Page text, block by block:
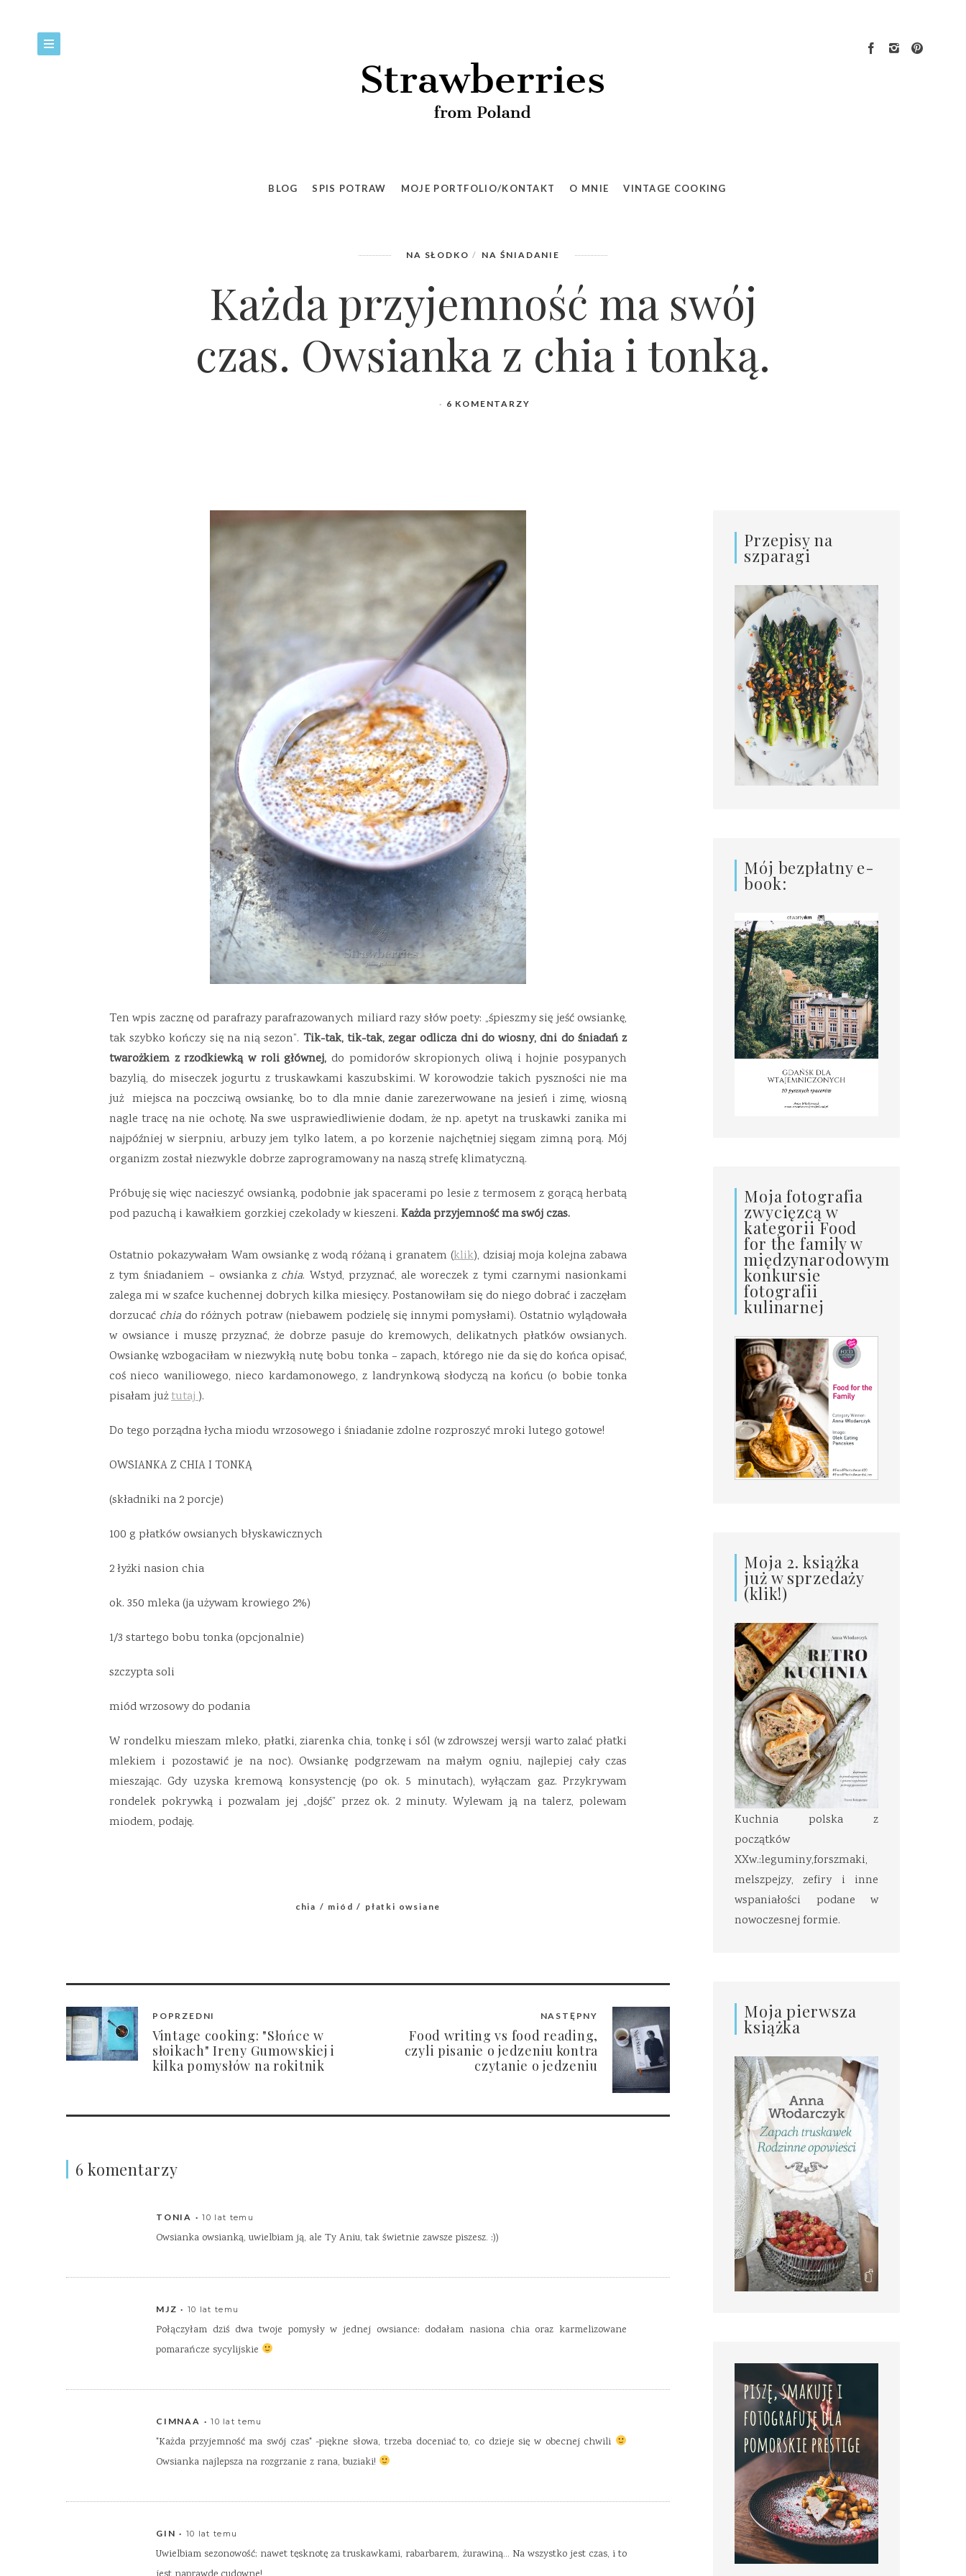
BLOG SPIS POTRAW MOJE PORTFOLIO/KONTAKT O MNIE VINTAGE COOKING
NA SŁODKO NA ŚNIADANIE
Każda przyjemność ma swój
czas. Owsianka z chia i tonką.
6 KOMENTARZY
Ten wpis zacznę od parafrazy parafrazowanych miliard razy słów poety: „śpieszmy się jeść owsiankę,
tak szybko kończy się na nią sezon”. Tik-tak, tik-tak, zegar odlicza dni do wiosny, dni do śniadań z
twarożkiem z rzodkiewką w roli głównej, do pomidorów skropionych oliwą i hojnie posypanych
bazylią, do miseczek jogurtu z truskawkami kaszubskimi. W korowodzie takich pyszności nie ma
już miejsca na poczciwą owsiankę, bo to dla mnie danie zarezerwowane na jesień i zimę, wiosną
nagle tracę na nie ochotę. Na swe usprawiedliwienie dodam, że np. apetyt na truskawki zanika mi
najpóźniej w sierpniu, arbuzy jem tylko latem, a po korzenie najchętniej sięgam zimną porą. Mój
organizm został niezwykle dobrze zaprogramowany na naszą strefę klimatyczną.
Próbuję się więc nacieszyć owsianką, podobnie jak spacerami po lesie z termosem z gorącą herbatą
pod pazuchą i kawałkiem gorzkiej czekolady w kieszeni. Każda przyjemność ma swój czas.
Ostatnio pokazywałam Wam owsiankę z wodą różaną i granatem (klik), dzisiaj moja kolejna zabawa
z tym śniadaniem – owsianka z chia. Wstyd, przyznać, ale woreczek z tymi czarnymi nasionkami
zalega mi w szafce kuchennej dobrych kilka miesięcy. Postanowiłam się do niego dobrać i zaczęłam
dorzucać chia do różnych potraw (niebawem podzielę się innymi pomysłami). Ostatnio wylądowała
w owsiance i muszę przyznać, że dobrze pasuje do kremowych, delikatnych płatków owsianych.
Owsiankę wzbogaciłam w niezwykłą nutę bobu tonka – zapach, którego nie da się do końca opisać,
coś nieco waniliowego, nieco kardamonowego, z landrynkową słodyczą na końcu (o bobie tonka
pisałam jużtutaj).
Do tego porządna łycha miodu wrzosowego i śniadanie zdolne rozproszyć mroki lutego gotowe!
OWSIANKA Z CHIA I TONKĄ
(składniki na 2 porcje)
100 g płatków owsianych błyskawicznych
2 łyżki nasion chia
ok. 350 mleka (ja używam krowiego 2%)
1/3 startego bobu tonka (opcjonalnie)
szczypta soli
miód wrzosowy do podania
W rondelku mieszam mleko, płatki, ziarenka chia, tonkę i sól (w zdrowszej wersji warto zalać płatki
mlekiem i pozostawić je na noc). Owsiankę podgrzewam na małym ogniu, najlepiej cały czas
mieszając. Gdy uzyska kremową konsystencję (po ok. 5 minutach), wyłączam gaz. Przykrywam
rondelek pokrywką i pozwalam jej „dojść” przez ok. 2 minuty. Wylewam ją na talerz, polewam
miodem, podaję.
chia miód płatki owsiane
POPRZEDNI
Vintage cooking: "Słońce w
słoikach" Ireny Gumowskiej i
kilka pomysłów na rokitnik
NASTĘPNY
Food writing vs food reading,
czyli pisanie o jedzeniu kontra
czytanie o jedzeniu
6 komentarzy
TONIA 10 lat temu
Owsianka owsianką, uwielbiam ją, ale Ty Aniu, tak świetnie zawsze piszesz. :))
MJZ 10 lat temu
Połączyłam dziś dwa twoje pomysły w jednej owsiance: dodałam nasiona chia oraz karmelizowane
pomarańcze sycylijskie
CIMNAA 10 lat temu
"Każda przyjemność ma swój czas" -piękne słowa, trzeba doceniać to, co dzieje się w obecnej chwili
Owsianka najlepsza na rozgrzanie z rana, buziaki!
GIN 10 lat temu
Uwielbiam sezonowość; nawet tęsknotę za truskawkami, rabarbarem, żurawiną… Na wszystko jest czas, i to
Przepisy na
szparagi
Mój bezpłatny e-
book:
Moja fotografia
zwycięzcą w
kategorii Food
for the family w
międzynarodowym
konkursie
fotografii
kulinarnej
Moja 2. książka
już w sprzedaży
(klik!)
Kuchnia polska z
początków
XXw.:leguminy,forszmaki,
melszpejzy, zefiry i inne
wspaniałości podane w
nowoczesnej formie.
Moja pierwsza
książka